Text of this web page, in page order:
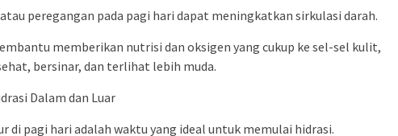
peregangan pada pagi hari dapat meningkatkan sirkulasi darah.
memberikan nutrisi dan oksigen yang cukup ke sel-sel kulit,
bersinar, dan terlihat lebih muda.
Dalam dan Luar
di pagi hari adalah waktu yang ideal untuk memulai hidrasi.